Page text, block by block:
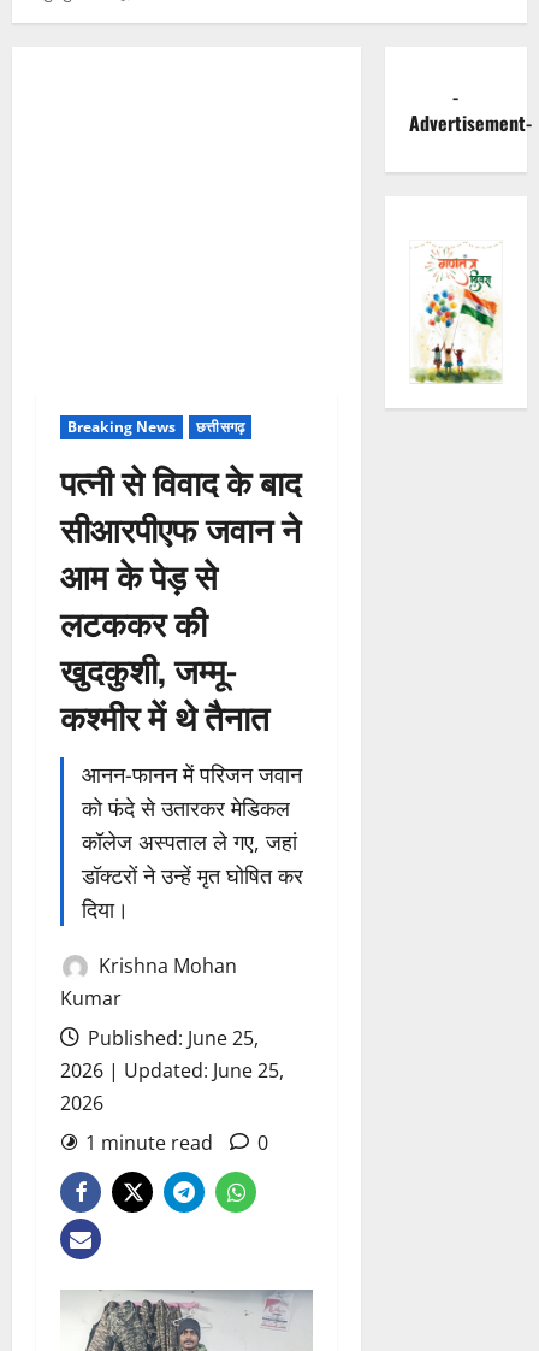
Breaking News छत्तीसगढ़
पत्नी से विवाद के बाद
सीआरपीएफ जवान ने
आम के पेड़ से
लटककर की
खुदकुशी, जम्मू-
कश्मीर में थे तैनात
आनन-फानन में परिजन जवान
को फंदे से उतारकर मेडिकल
कॉलेज अस्पताल ले गए, जहां
डॉक्टरों ने उन्हें मृत घोषित कर
दिया।
Krishna Mohan
Kumar
Published: June 25,
2026 | Updated: June 25,
2026
1 minute read
0
-
Advertisement-